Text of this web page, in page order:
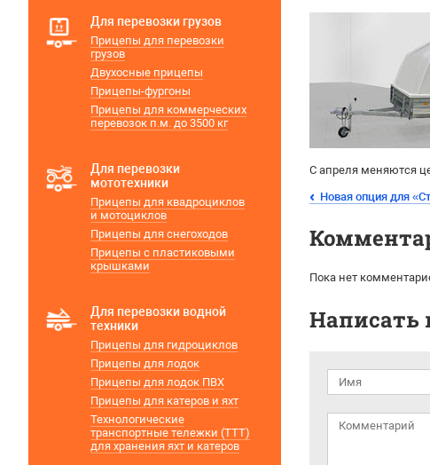
С апреля меняются
Новая опция для
Пока нет
Написать
Для перевозки грузов
Прицепы для перевозки
грузов
Двухосные прицепы
Прицепы-фургоны
Прицепы для коммерческих
перевозок п.м. до 3500 кг
Для перевозки
мототехники
Прицепы для квадроциклов
и мотоциклов
Прицепы для снегоходов
Прицепы с пластиковыми
крышками
Для перевозки водной
техники
Прицепы для гидроциклов
Прицепы для лодок
Прицепы для лодок ПВХ
Прицепы для катеров и яхт
Технологические
транспортные тележки (ТТТ)
для хранения яхт и катеров